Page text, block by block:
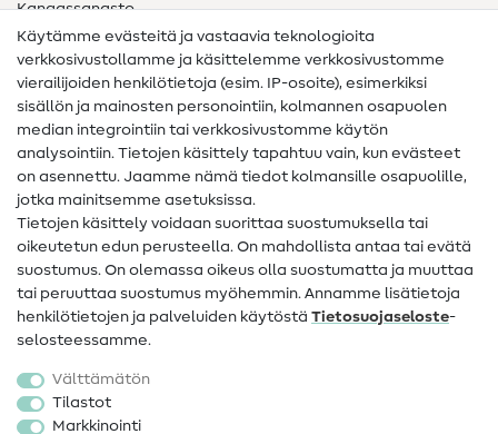
Kangassanasto
Ompelusanasto
Ompeluohjeet
Apua ja yhteystiedot
Yhteystiedot
Tietoa omistajanvaihdoksesta
Peruutusoikeus
Suosittu
Kankaat
Ompelutarvikkeet
Käytämme evästeitä ja vastaavia teknologioita
verkkosivustollamme ja käsittelemme verkkosivustomme
vierailijoiden henkilötietoja (esim. IP-osoite), esimerkiksi
sisällön ja mainosten personointiin, kolmannen osapuolen
median integrointiin tai verkkosivustomme käytön
analysointiin. Tietojen käsittely tapahtuu vain, kun evästeet
on asennettu. Jaamme nämä tiedot kolmansille osapuolille,
jotka mainitsemme asetuksissa.
Tietojen käsittely voidaan suorittaa suostumuksella tai
oikeutetun edun perusteella. On mahdollista antaa tai evätä
suostumus. On olemassa oikeus olla suostumatta ja muuttaa
tai peruuttaa suostumus myöhemmin. Annamme lisätietoja
henkilötietojen ja palveluiden käytöstä Tietosuojaseloste-
selosteessamme.
Välttämätön
Tilastot
Markkinointi